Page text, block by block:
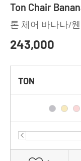
Ton Chair
톤 체어 바나나/
243,000
TON